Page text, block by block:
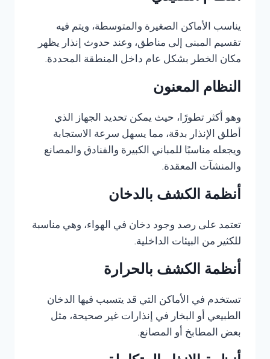
يناسب الأماكن الصغيرة والمتوسطة، ويتم فيه
تقسيم المبنى إلى مناطق، وعند حدوث إنذار يظهر
مكان الخطر بشكل عام داخل المنطقة المحددة.
النظام المعنون
وهو أكثر تطورًا، حيث يمكن تحديد الجهاز الذي
أطلق الإنذار بدقة، مما يسهل سرعة الاستجابة
ويجعله مناسبًا للمباني الكبيرة والفنادق والمصانع
والمنشآت المعقدة.
أنظمة الكشف بالدخان
تعتمد على رصد وجود دخان في الهواء، وهي مناسبة
للكثير من البيئات الداخلية.
أنظمة الكشف بالحرارة
تستخدم في الأماكن التي قد يتسبب فيها الدخان
الطبيعي أو البخار في إنذارات غير صحيحة، مثل
بعض المطابخ أو المصانع.